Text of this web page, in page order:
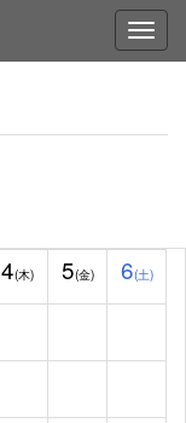
4(木) 5(金) 6(土)